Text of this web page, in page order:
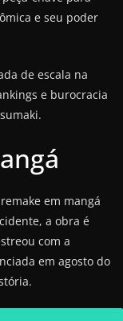
e seu poder
de escala na
e burocracia
em mangá
a obra é
com a
em agosto do